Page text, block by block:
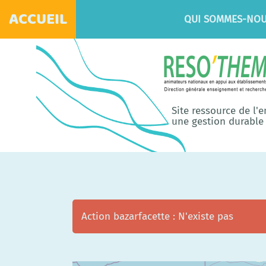
ACCUEIL QUI SOMMES-
Site ressource de
une gestion
Action bazarfacette : N'existe pas